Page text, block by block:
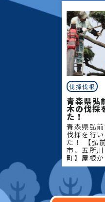
定・草刈りなどのお庭の
こと、造園・
伐採伐根
青森県弘
木の伐採
た！
青森県弘
伐採を行
た！ 【弘
市、五所
町】屋根
し・除雪
業もお任
域密着で
定・草刈り
こと、造